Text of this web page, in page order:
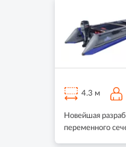
4.3 м
Новейшая
переменного